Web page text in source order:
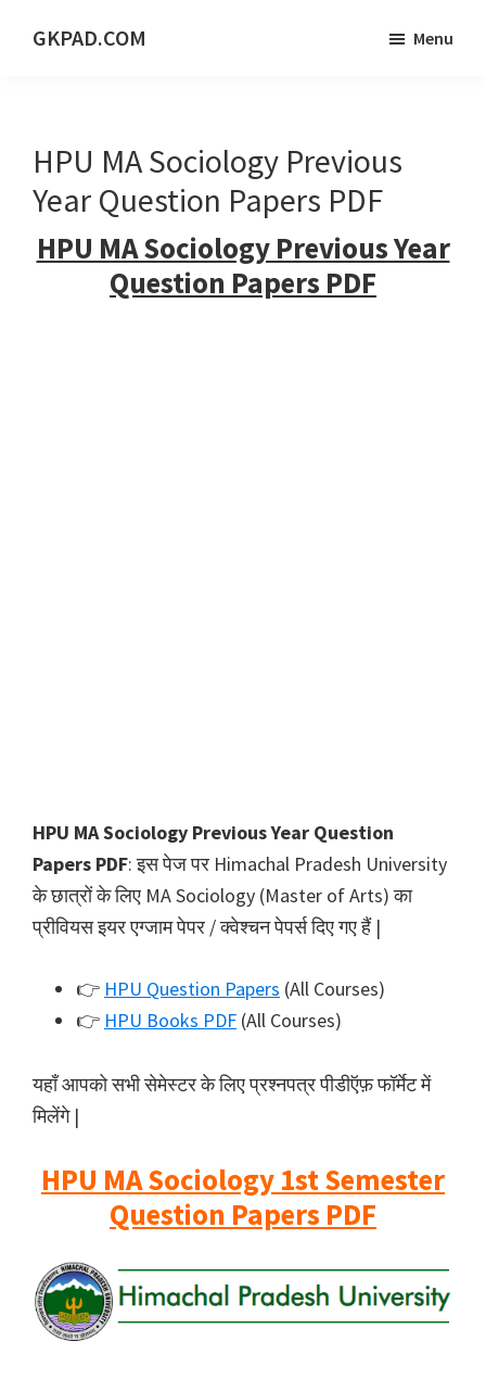
GKPAD.COM
PORTAL
Menu
HPU MA Sociology Previous
Year Question Papers PDF
HPU MA Sociology Previous Year
Question Papers PDF
HPU MA Sociology Previous Year Question
Papers PDF: इस पेज पर Himachal Pradesh University
के छात्रों के लिए MA Sociology (Master of Arts) का
प्रीवियस इयर एग्जाम पेपर / क्वेश्चन पेपर्स दिए गए हैं |
👉 HPU Question Papers (All Courses)
👉 HPU Books PDF (All Courses)
यहाँ आपको सभी सेमेस्टर के लिए प्रश्नपत्र पीडीऍफ़ फॉर्मेट में
मिलेंगे |
HPU MA Sociology 1st Semester
Question Papers PDF